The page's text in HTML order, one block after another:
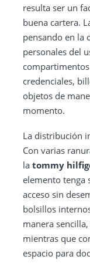
resulta ser un
buena cartera.
pensando en la
personales del
credenciales,
objetos de
momento.
La distribución
Con varias
la tommy
elemento tenga
acceso sin
bolsillos
manera
mientras que
espacio para